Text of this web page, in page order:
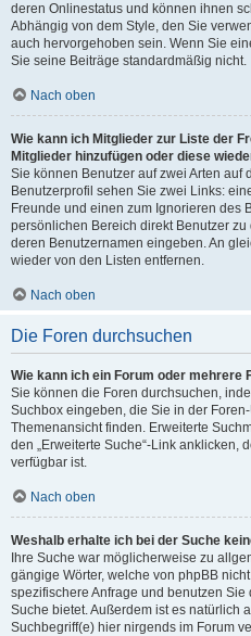
deren Onlinestatus und können ihnen
Abhängig von dem Style, den Sie
auch hervorgehoben sein. Wenn Sie
Sie seine Beiträge standardmäßig nicht.
Nach oben
Wie kann ich Mitglieder zur Liste der
Mitglieder hinzufügen oder diese
Sie können Benutzer auf zwei Arten auf
Benutzerprofil sehen Sie zwei Links:
Freunde und einen zum Ignorieren des
persönlichen Bereich direkt Benutzer
deren Benutzernamen eingeben. An
wieder von den Listen entfernen.
Nach oben
Die Foren durchsuchen
Wie kann ich ein Forum oder mehrere
Sie können die Foren durchsuchen,
Suchbox eingeben, die Sie in der
Themenansicht finden. Erweiterte
den „Erweiterte Suche“-Link anklicken,
verfügbar ist.
Nach oben
Weshalb erhalte ich bei der Suche
Ihre Suche war möglicherweise zu
gängige Wörter, welche von phpBB
spezifischere Anfrage und benutzen
Suche bietet. Außerdem ist es natürlich
Suchbegriff(e) hier nirgends im Forum